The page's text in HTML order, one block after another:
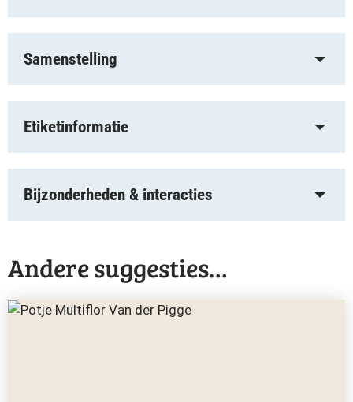
Samenstelling
Etiketinformatie
Bijzonderheden & interacties
Andere suggesties…